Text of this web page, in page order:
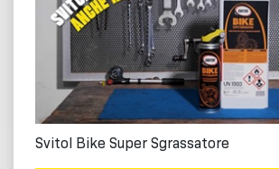
Svitol Bike Super Sgrassatore